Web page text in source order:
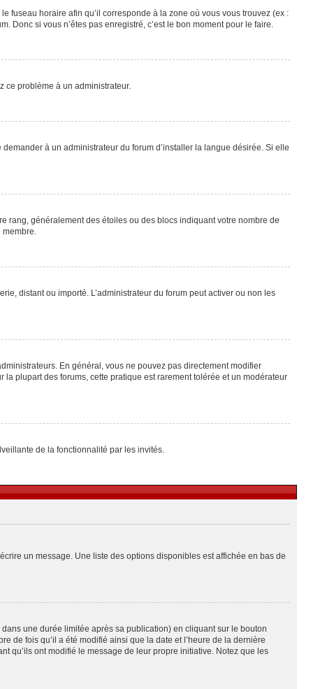
fuseau horaire afin qu’il corresponde à la zone où vous vous trouvez (ex :
Donc si vous n’êtes pas enregistré, c’est le bon moment pour le faire.
ce problème à un administrateur.
à un administrateur du forum d’installer la langue désirée. Si elle
rang, généralement des étoiles ou des blocs indiquant votre nombre de
membre.
distant ou importé. L’administrateur du forum peut activer ou non les
En général, vous ne pouvez pas directement modifier
la plupart des forums, cette pratique est rarement tolérée et un modérateur
de la fonctionnalité par les invités.
un message. Une liste des options disponibles est affichée en bas de
une durée limitée après sa publication) en cliquant sur le bouton
de fois qu’il a été modifié ainsi que la date et l’heure de la dernière
qu’ils ont modifié le message de leur propre initiative. Notez que les